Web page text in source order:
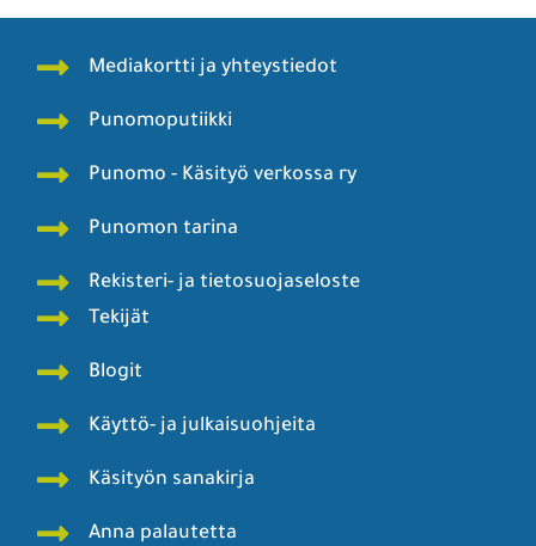
Mediakortti ja yhteystiedot
Punomoputiikki
Punomo - Käsityö verkossa ry
Punomon tarina
Rekisteri- ja tietosuojaseloste
Tekijät
Blogit
Käyttö- ja julkaisuohjeita
Käsityön sanakirja
Anna palautetta